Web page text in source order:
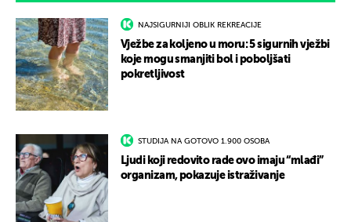
NAJSIGURNIJI OBLIK REKREACIJE
Vježbe za koljeno u moru: 5 sigurnih vježbi
koje mogu smanjiti bol i poboljšati
pokretljivost
STUDIJA NA GOTOVO 1.900 OSOBA
Ljudi koji redovito rade ovo imaju “mlađi”
organizam, pokazuje istraživanje